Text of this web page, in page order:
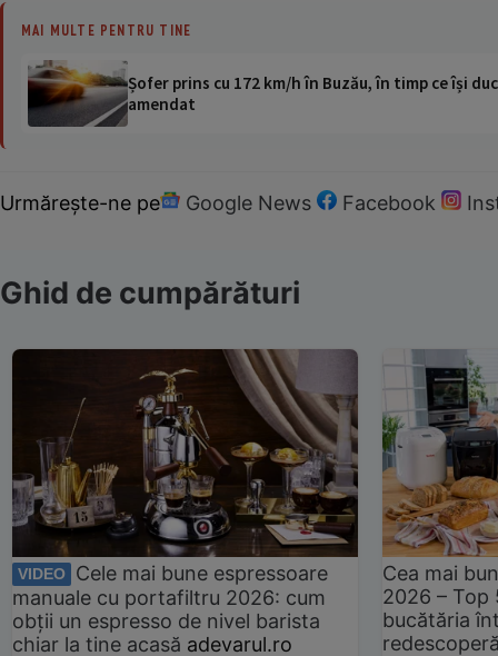
MAI MULTE PENTRU TINE
Șofer prins cu 172 km/h în Buzău, în timp ce își
amendat
Urmărește-ne pe Google News Facebook
Ghid de cumpărături
VIDEO
Cele mai bune espressoare
manuale cu portafiltru 2026: cum
obții un espresso de nivel barista
chiar la tine acasă adevarul.ro
Cea mai
2026 –
bucătăria